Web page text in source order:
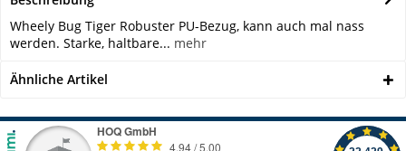
Wheely Bug Tiger Robuster PU-Bezug, kann auch mal nass
werden. Starke, haltbare... mehr
Ähnliche Artikel